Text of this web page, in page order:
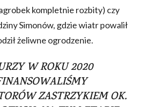
kompletnie rozbity) czy
Simonów, gdzie wiatr powalił
żeliwne ogrodzenie.
W ROKU 2020
ZASTRZYKIEM OK.